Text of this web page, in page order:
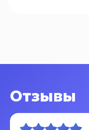
Отзывы